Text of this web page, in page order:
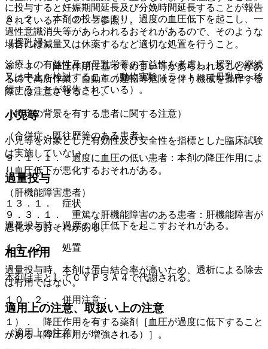
に投与すると妊娠期間延長及び分娩時間延長することが報告
されている）〔２．２参照〕。
（授乳婦）
治療上の有益性及び母乳栄養の有益性を考慮し、授乳の継続
又は中止を検討すること（動物実験（ラット）で母乳中へ移
行することが報告されている）。
小児等
小児等を対象とした有効性及び安全性を指標とした臨床試験
は実施していない。
過量投与
１３．１． 症状
過量投与時、過度の血圧低下を起こすおそれがある。
１３．２． 処置
過量投与時、本剤は蛋白結合率が高いため、透析による除去
は有用ではない。
適用上の注意、取扱い上の注意
（適用上の注意）
８．２． 本剤の投与により、過度の血圧低下を起こし、一
過性意識消失等があらわれるおそれがあるので、そのような
場合には減量又は休薬するなど適切な処置を行うこと。
８．３． 降圧作用に基づくめまい等があらわれることがあ
るので高所作業、自動車の運転等危険を伴う機械を操作する
際には注意させること。
（特定の背景を有する患者に関する注意）
（合併症・既往歴等のある患者）
９．１．１． 過度に血圧の低い患者：本剤の降圧作用によ
り血圧低下が悪化するおそれがある。
（肝機能障害患者）
９．３．１． 重篤な肝機能障害のある患者：肝機能障害が
悪化するおそれがある。
相互作用
本剤は主としてＣＹＰ３Ａ４で代謝される。
１０．２． 併用注意：
１）． 降圧作用を有する薬剤［血圧が過度に低下すること
がある（降圧作用が増強される）］。